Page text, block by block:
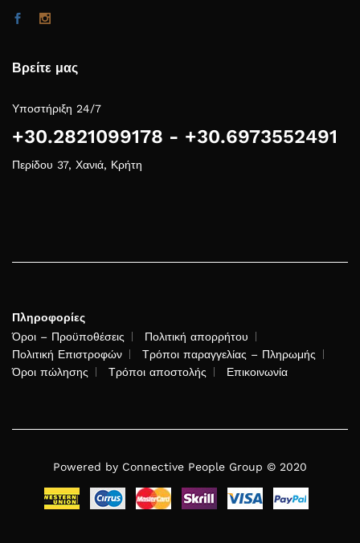
Βρείτε μας
Υποστήριξη 24/7
+30.2821099178 - +30.6973552491
Περίδου 37, Χανιά, Κρήτη
Πληροφορίες
Όροι – Προϋποθέσεις
Πολιτική απορρήτου
Πολιτική Επιστροφών
Τρόποι παραγγελίας – Πληρωμής
Όροι πώλησης
Τρόποι αποστολής Επικοινωνία
Powered by Connective People Group © 2020